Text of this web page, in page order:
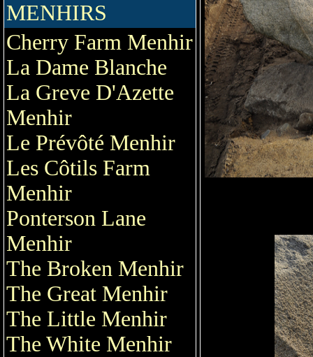
MENHIRS
Cherry Farm Menhir
La Dame Blanche
La Greve D'Azette
Menhir
Le Prévôté Menhir
Les Côtils Farm
Menhir
Ponterson Lane
Menhir
The Broken Menhir
The Great Menhir
The Little Menhir
The White Menhir